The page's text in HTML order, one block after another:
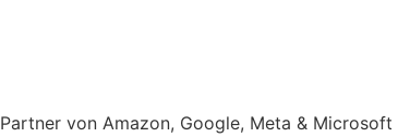
Partner von Amazon, Google, Meta & Microsoft